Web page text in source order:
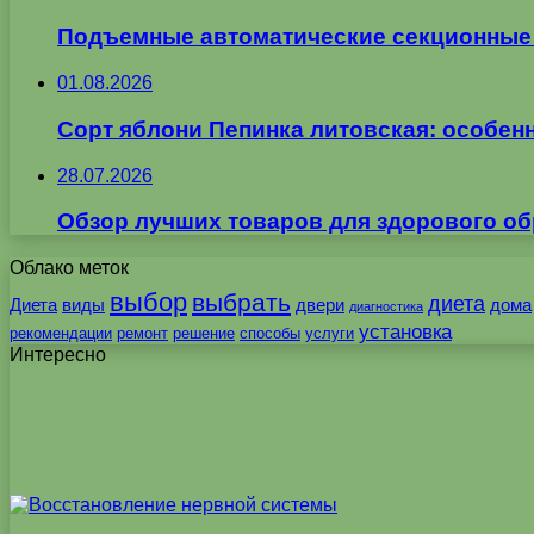
Подъемные автоматические секционные
01.08.2026
Сорт яблони Пепинка литовская:
28.07.2026
Обзор лучших товаров для здорового
Облако меток
Диета виды выбор выбрать двери диагностика диета дома
рекомендации ремонт решение способы услуги установка
Интересно